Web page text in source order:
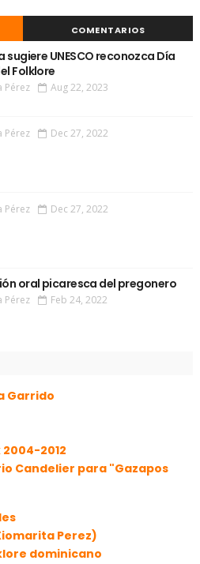
COMENTARIOS
sugiere UNESCO reconozca Día
Folklore
Pérez Aug 22, 2023
Pérez Dec 27, 2022
Pérez Dec 27, 2022
oral picaresca del pregonero
Pérez Feb 24, 2022
Garrido
2012
Candelier para "Gazapos
Perez)
dominicano